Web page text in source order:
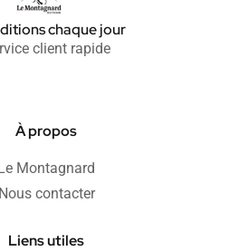
chaque jour
client rapide
À propos
Montagnard
Nous contacter
Liens utiles